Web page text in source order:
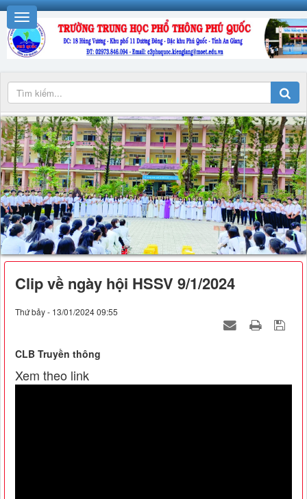
Clip về ngày hội HSSV 9/1/2024
Thứ bảy - 13/01/2024 09:55
CLB Truyền thông
Xem theo link